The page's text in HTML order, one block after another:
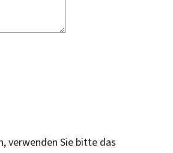
verwenden Sie bitte das